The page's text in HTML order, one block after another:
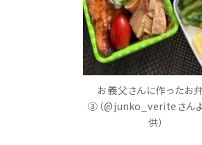
お義父さんに作ったお
③（@junko_veriteさん
供）